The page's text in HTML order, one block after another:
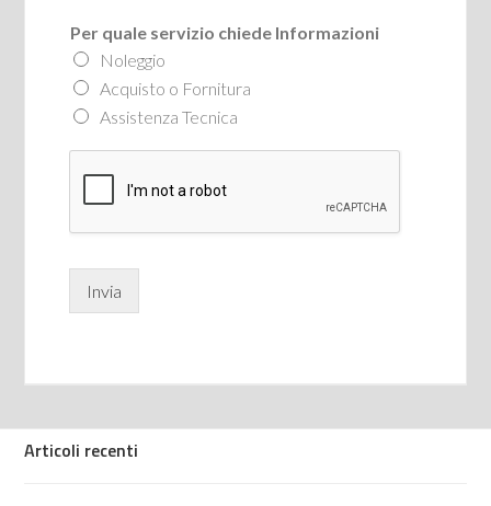
Per quale servizio chiede Informazioni
Noleggio
Acquisto o Fornitura
Assistenza Tecnica
Invia
Articoli recenti